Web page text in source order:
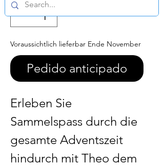
Voraussichtlich lieferbar Ende November
Pedido anticipado
Erleben Sie
Sammelspass durch die
gesamte Adventszeit
hindurch mit Theo dem